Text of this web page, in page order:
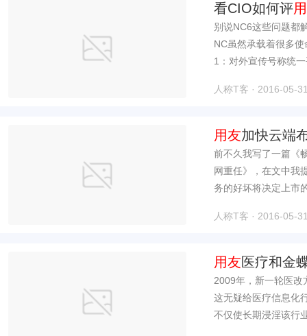
看CIO如何评
别说NC6这些问题都
NC虽然承载着很多
1：对外宣传号称统
人称T客 · 2016-05-
用友加快云端
百客
前不久我写了一篇《
网重任》，在文中我
务的好坏将决定上市
人称T客 · 2016-05-
用友医疗和金
2009年，新一轮医改
这无疑给医疗信息化
不仅使长期浸淫该行